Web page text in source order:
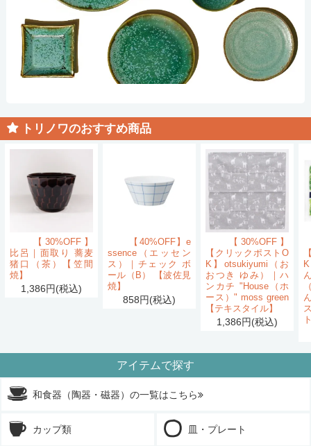
トリノワのおすすめ商品
【30%OFF】
比呂｜面取り 蕎麦
猪口（茶）【笠間
焼】
1,386円(税込)
【40%OFF】e
ssence（エッセン
ス）｜チェック ボ
ール（B） 【波佐見
焼】
858円(税込)
【30%OFF】
【クリックポストO
K】otsukiyumi（お
おつき ゆみ）｜ハ
ンカチ "House（ホ
ース）" moss green
【テキスタイル】
1,386円(税込)
アイテムで探す
和食器（陶器・磁器）の一覧はこちら
カップ類 皿・プレート